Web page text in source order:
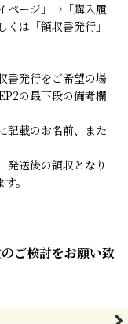
ページ」→「購入履
は「領収書発行」
書発行をご希望の場
の最下段の備考欄
記載のお名前、また
送後の領収となり
。
ご検討をお願い致